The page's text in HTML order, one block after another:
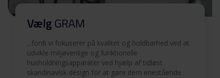
581865 FN
Produktbillede KS
581865 FN
VælgGRAM
...fordi vi fokuserer på kvalitet og holdbarhed ved at
udvikle miljøvenlige og funktionelle
husholdningsapparater ved hjælp af tidløst
skandinavisk design for at gøre dem enestående.